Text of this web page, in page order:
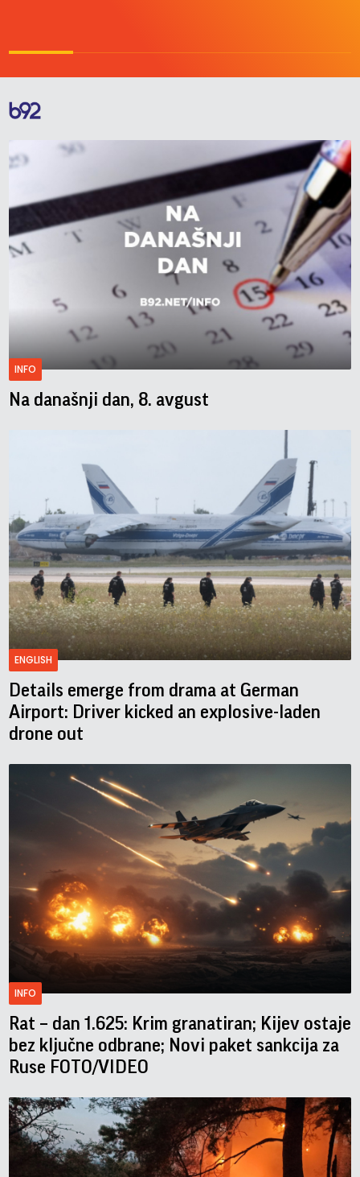
INFO
Na današnji dan, 8. avgust
ENGLISH
Details emerge from drama at German
Airport: Driver kicked an explosive-laden
drone out
INFO
Rat – dan 1.625: Krim granatiran; Kijev ostaje
bez ključne odbrane; Novi paket sankcija za
Ruse FOTO/VIDEO